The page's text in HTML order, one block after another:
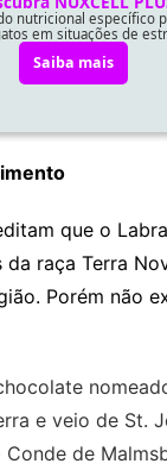
que o
da raça Terra
Porém não